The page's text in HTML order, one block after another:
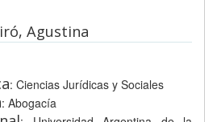
Agustina
: Ciencias Jurídicas y Sociales
: Abogacía